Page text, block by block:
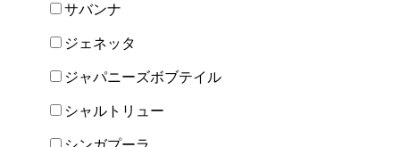
サバンナ
ジェネッタ
ジャパニーズボブテイル
シャルトリュー